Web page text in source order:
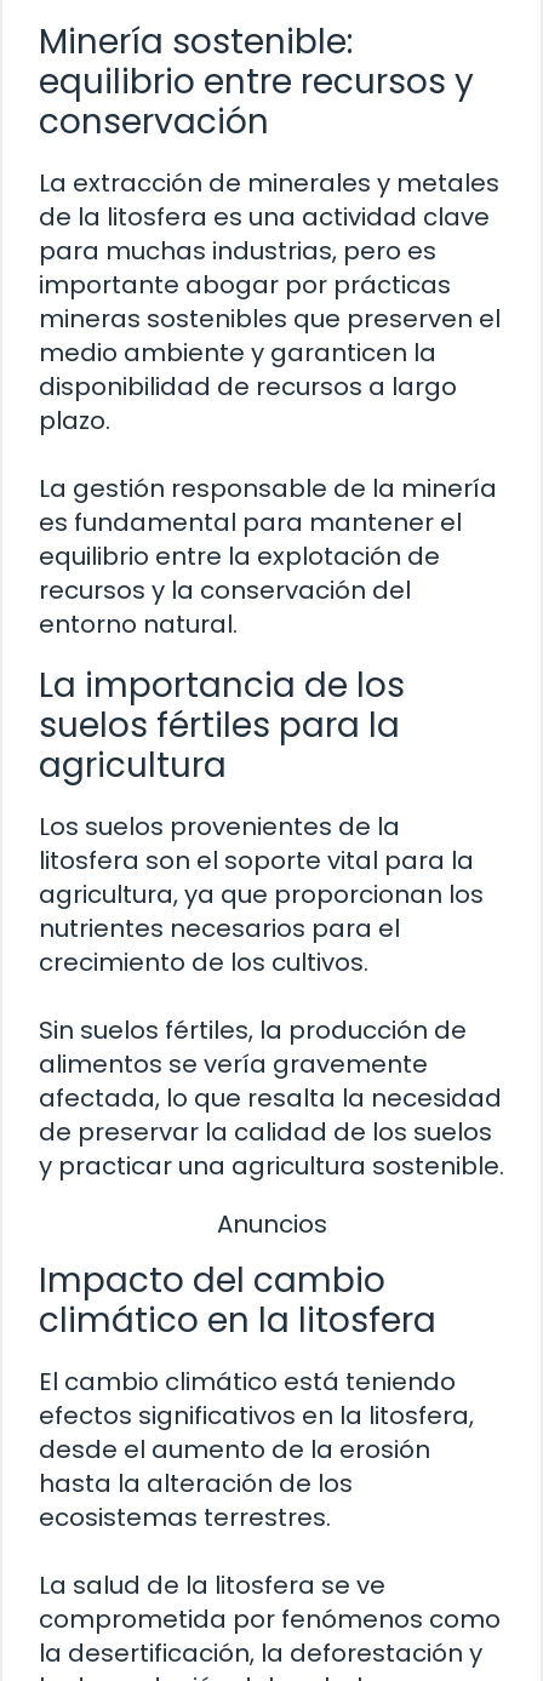
Minería sostenible:
equilibrio entre recursos y
conservación
La extracción de minerales y metales
de la litosfera es una actividad clave
para muchas industrias, pero es
importante abogar por prácticas
mineras sostenibles que preserven el
medio ambiente y garanticen la
disponibilidad de recursos a largo
plazo.
La gestión responsable de la minería
es fundamental para mantener el
equilibrio entre la explotación de
recursos y la conservación del
entorno natural.
La importancia de los
suelos fértiles para la
agricultura
Los suelos provenientes de la
litosfera son el soporte vital para la
agricultura, ya que proporcionan los
nutrientes necesarios para el
crecimiento de los cultivos.
Sin suelos fértiles, la producción de
alimentos se vería gravemente
afectada, lo que resalta la necesidad
de preservar la calidad de los suelos
y practicar una agricultura sostenible.
Anuncios
Impacto del cambio
climático en la litosfera
El cambio climático está teniendo
efectos significativos en la litosfera,
desde el aumento de la erosión
hasta la alteración de los
ecosistemas terrestres.
La salud de la litosfera se ve
comprometida por fenómenos como
la desertificación, la deforestación y